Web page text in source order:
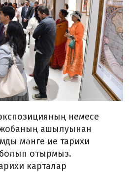
немесе
жобаның ашылуынан
мәнге ие тарихи
болып отырмыз.
карталар